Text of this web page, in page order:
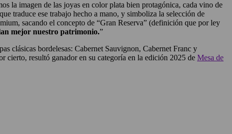
la imagen de las joyas en color plata bien protagónica, cada vino de
traduce ese trabajo hecho a mano, y simboliza la selección de
sacando el concepto de “Gran Reserva” (definición que por ley
mejor nuestro patrimonio.”
clásicas bordelesas: Cabernet Sauvignon, Cabernet Franc y
cierto, resultó ganador en su categoría en la edición 2025 de Mesa de